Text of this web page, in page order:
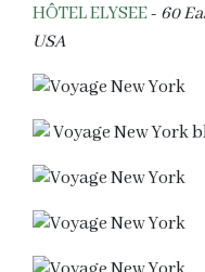
HÔTEL ELYSEE- 60
USA